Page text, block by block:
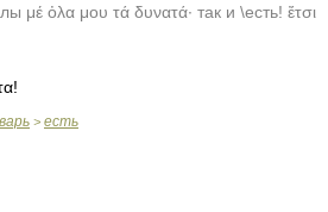
μέ ὀλα μου τά δυνατά· так и \есть! ἔτσι
> есть